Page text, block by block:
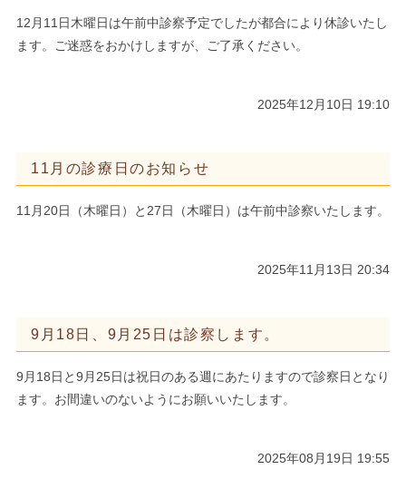
12月11日木曜日は午前中診察予定でしたが都合により休診いたし
ます。ご迷惑をおかけしますが、ご了承ください。
2025年12月10日 19:10
11月の診療日のお知らせ
11月20日（木曜日）と27日（木曜日）は午前中診察いたします。
2025年11月13日 20:34
9月18日、9月25日は診察します。
9月18日と9月25日は祝日のある週にあたりますので診察日となり
ます。お間違いのないようにお願いいたします。
2025年08月19日 19:55